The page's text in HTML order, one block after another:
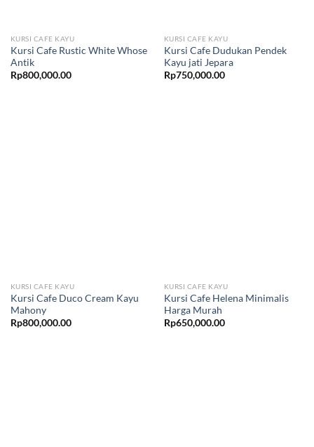
KURSI CAFE KAYU
Kursi Cafe Rustic White Whose
Antik
Rp800,000.00
KURSI CAFE KAYU
Kursi Cafe Dudukan Pendek
Kayu jati Jepara
Rp750,000.00
KURSI CAFE KAYU
Kursi Cafe Duco Cream Kayu
Mahony
Rp800,000.00
KURSI CAFE KAYU
Kursi Cafe Helena Minimalis
Harga Murah
Rp650,000.00